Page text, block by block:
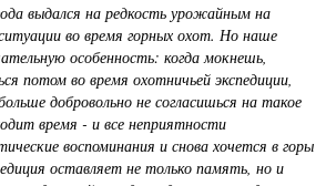
выдался на редкость урожайным на
во время горных охот. Но наше
особенность: когда мокнешь,
потом во время охотничьей экспедиции,
добровольно не согласишься на такое
время - и все неприятности
воспоминания и снова хочется в горы
оставляет не только память, но и